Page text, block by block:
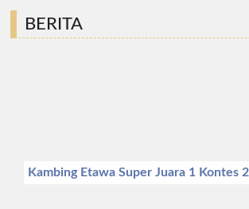
BERITA
Kambing Etawa Super Juara 1 Kontes